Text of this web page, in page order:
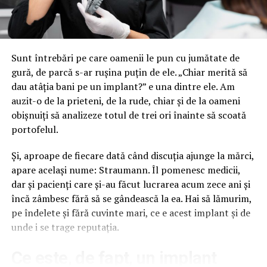
bannerul de pe gardul frizeriei, colantarea vitrinei de la
cofetăria din colț sau panoul direcțional al service-ului
de pe drumul de centură. Segmentul acela nu apare în
Cifrele pieței spun o poveste, strada
spune alta
Rapoartele de industrie măsoară tranzacții, nu
vizibilitate. Un business de cartier care își printează un
banner și îl agață pe propria fațadă nu generează nicio
linie într-un studiu de piață, deși generează exact ce
contează, expunere zilnică repetată în fața publicului
potrivit. Diferența dintre cele două lumi e atât de mare
încât concluziile trase pentru una nu se aplică celeilalte.
Ce s-a schimbat cu adevărat e componenta digitală.
Sunt întrebări pe care oamenii le pun cu jumătate de
gură, de parcă s-ar rușina puțin de ele. „Chiar merită să
dau atâția bani pe un implant?” e una dintre ele. Am
auzit-o de la prieteni, de la rude, chiar și de la oameni
obișnuiți să analizeze totul de trei ori înainte să scoată
portofelul.
Și, aproape de fiecare dată când discuția ajunge la mărci,
apare același nume: Straumann. Îl pomenesc medicii,
dar și pacienți care și-au făcut lucrarea acum zece ani și
încă zâmbesc fără să se gândească la ea. Hai să lămurim,
pe îndelete și fără cuvinte mari, ce e acest implant și de
unde i se trage reputația.